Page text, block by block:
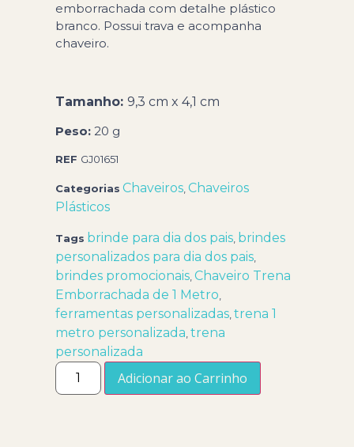
emborrachada com detalhe plástico
branco. Possui trava e acompanha
chaveiro.
Tamanho:9,3 cm x 4,1 cm
Peso: 20 g
REF GJ01651
Categorias Chaveiros ,Chaveiros
Plásticos
Tags brinde para dia dos pais brindes
personalizados para dia dos pais
brindes promocionais ,Chaveiro Trena
Emborrachada de 1 Metro
ferramentas personalizadas ,trena 1
metro personalizada ,trena
personalizada
Adicionar ao Carrinho